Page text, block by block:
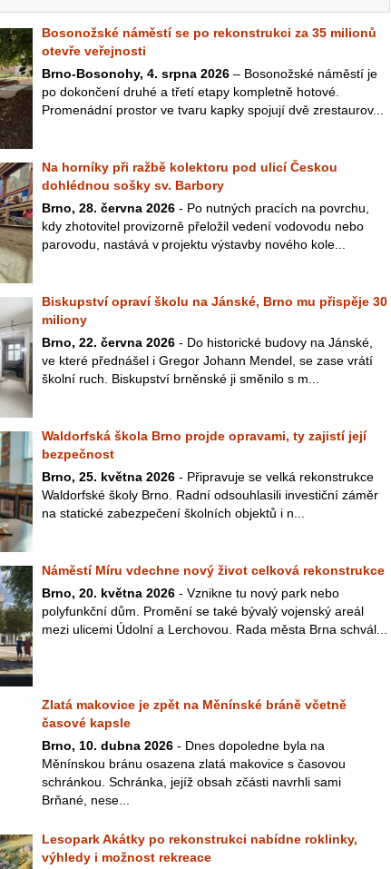
Bosonožské náměstí se po rekonstrukci za 35 milionů
otevře veřejnosti
Brno-Bosonohy, 4. srpna 2026 – Bosonožské náměstí je
po dokončení druhé a třetí etapy kompletně hotové.
Promenádní prostor ve tvaru kapky spojují dvě zrestaurov...
Na horníky při ražbě kolektoru pod ulicí Českou
dohlédnou sošky sv. Barbory
Brno, 28. června 2026 - Po nutných pracích na povrchu,
kdy zhotovitel provizorně přeložil vedení vodovodu nebo
parovodu, nastává v projektu výstavby nového kole...
Biskupství opraví školu na Jánské, Brno mu přispěje 30
miliony
Brno, 22. června 2026 - Do historické budovy na Jánské,
ve které přednášel i Gregor Johann Mendel, se zase vrátí
školní ruch. Biskupství brněnské ji směnilo s m...
Waldorfská škola Brno projde opravami, ty zajistí její
bezpečnost
Brno, 25. května 2026 - Připravuje se velká rekonstrukce
Waldorfské školy Brno. Radní odsouhlasili investiční záměr
na statické zabezpečení školních objektů i n...
Náměstí Míru vdechne nový život celková rekonstrukce
Brno, 20. května 2026 - Vznikne tu nový park nebo
polyfunkční dům. Promění se také bývalý vojenský areál
mezi ulicemi Údolní a Lerchovou. Rada města Brna schvál...
Zlatá makovice je zpět na Měnínské bráně včetně
časové kapsle
Brno, 10. dubna 2026 - Dnes dopoledne byla na
Měnínskou bránu osazena zlatá makovice s časovou
schránkou. Schránka, jejíž obsah zčásti navrhli sami
Brňané, nese...
Lesopark Akátky po rekonstrukci nabídne roklinky,
výhledy i možnost rekreace